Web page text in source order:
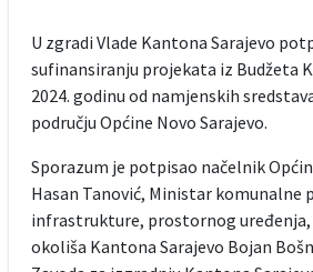
U zgradi Vlade Kantona Sarajevo
sufinansiranju projekata iz Budžeta
2024. godinu od namjenskih
području Općine Novo Sarajevo.
Sporazum je potpisao načelnik
Hasan Tanović, Ministar komunalne
infrastrukture, prostornog
okoliša Kantona Sarajevo Bojan